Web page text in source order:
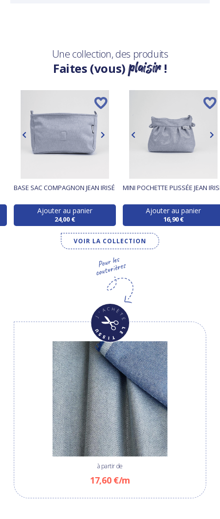
Une collection, des produits
Faites (vous)plaisir!
BASE SAC COMPAGNON JEAN IRISÉ
Ajouter au panier
24,00 €
MINI POCHETTE PLISSÉE JEAN
Ajouter au panier
16,90 €
VOIR LA COLLECTION
à partir de
17,60 €/m